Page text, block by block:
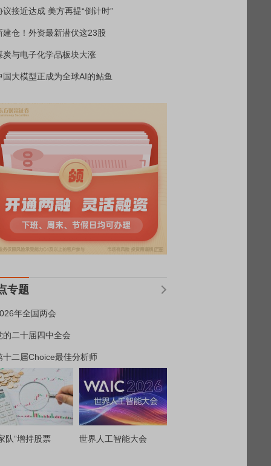
议接近达成 美方再提“倒计时”
建仓！外资最新潜伏这23股
炭与电子化学品板块大涨
国大模型正成为全球AI的鲇鱼
专题
年全国两会
的二十届四中全会
十二届Choice最佳分析师
队”增持股票 世界人工智能大会